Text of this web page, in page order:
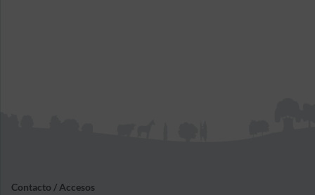
Contacto / Accesos